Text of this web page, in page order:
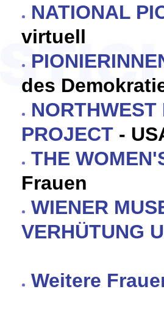
NATIONAL
virtuell
des
PROJECT -
THE
Frauen
WIENER
VERHÜTUNG
Weitere